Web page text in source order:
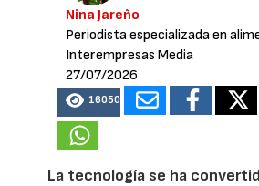
Nina Jareño
Periodista especializada en
Interempresas Media
27/07/2026
16050
La tecnología se ha